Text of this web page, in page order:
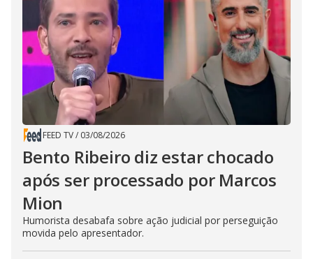
FEED TV/ 03/08/2026
Bento Ribeiro diz estar chocado
após ser processado por Marcos
Mion
Humorista desabafa sobre ação judicial por perseguição
movida pelo apresentador.